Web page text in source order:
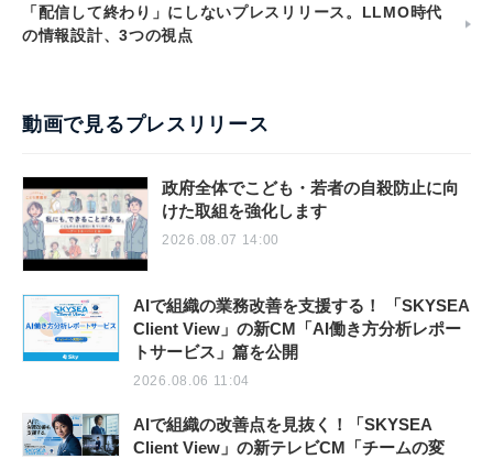
「配信して終わり」にしないプレスリリース。LLMO時代
の情報設計、3つの視点
動画で見るプレスリリース
政府全体でこども・若者の自殺防止に向
けた取組を強化します
2026.08.07 14:00
AIで組織の業務改善を支援する！ 「SKYSEA
Client View」の新CM「AI働き方分析レポー
トサービス」篇を公開
2026.08.06 11:04
AIで組織の改善点を見抜く！「SKYSEA
Client View」の新テレビCM「チームの変